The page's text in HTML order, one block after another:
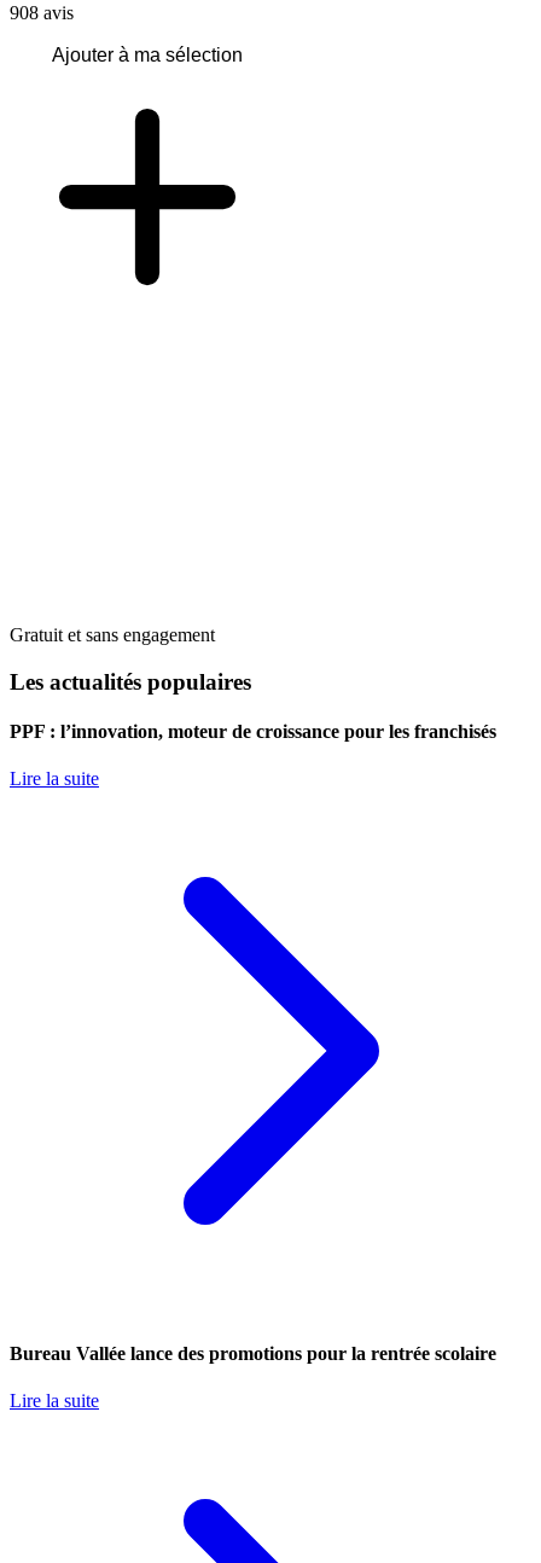
908 avis
Ajouter à ma sélection
Gratuit et sans engagement
Les actualités populaires
PPF : l’innovation, moteur de croissance pour les franchisés
Lire la suite
Bureau Vallée lance des promotions pour la rentrée scolaire
Lire la suite